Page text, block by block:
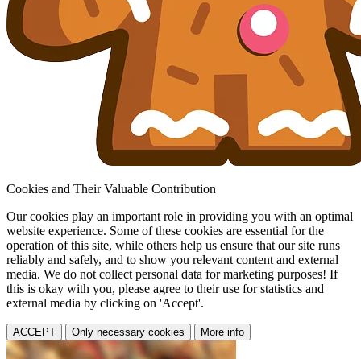
Cookies and Their Valuable Contribution
Our cookies play an important role in providing you with an optimal
website experience. Some of these cookies are essential for the
operation of this site, while others help us ensure that our site runs
reliably and safely, and to show you relevant content and external
media. We do not collect personal data for marketing purposes! If
this is okay with you, please agree to their use for statistics and
external media by clicking on 'Accept'.
ACCEPT Only necessary cookies More info